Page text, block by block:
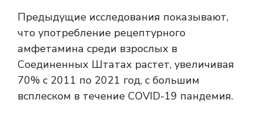
Предыдущие исследования показывают,
что употребление рецептурного
амфетамина среди взрослых в
Соединенных Штатах растет, увеличивая
70% с 2011 по 2021 год, с большим
всплеском в течение COVID-19 пандемия.